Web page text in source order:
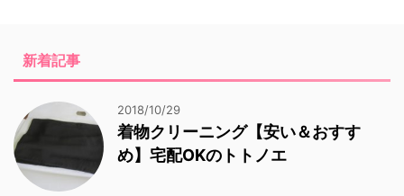
新着記事
2018/10/29
着物クリーニング【安い＆おすす
め】宅配OKのトトノエ